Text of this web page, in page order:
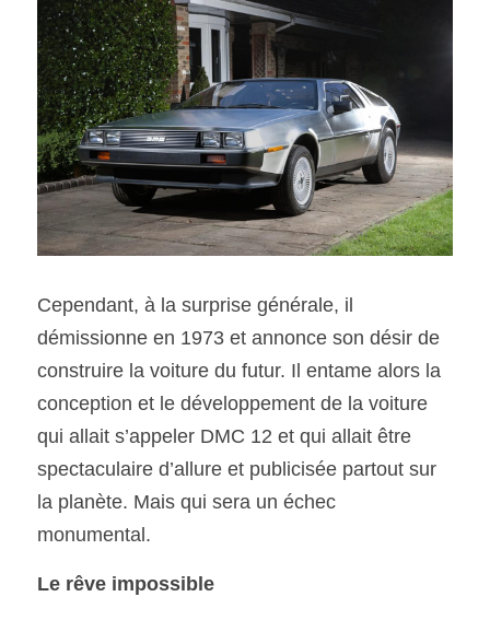
Cependant, à la surprise générale, il
démissionne en 1973 et annonce son désir de
construire la voiture du futur. Il entame alors la
conception et le développement de la voiture
qui allait s’appeler DMC 12 et qui allait être
spectaculaire d’allure et publicisée partout sur
la planète. Mais qui sera un échec
monumental.
Le rêve impossible